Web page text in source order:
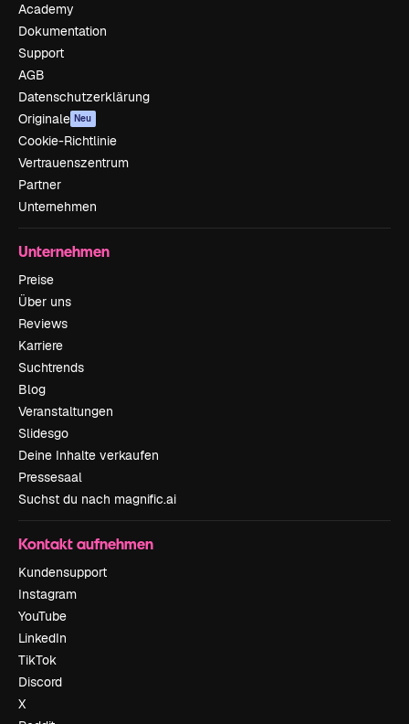
Academy
Dokumentation
Support
AGB
Datenschutzerklärung
Originale Neu
Cookie-Richtlinie
Vertrauenszentrum
Partner
Unternehmen
Unternehmen
Preise
Über uns
Reviews
Karriere
Suchtrends
Blog
Veranstaltungen
Slidesgo
Deine Inhalte verkaufen
Pressesaal
Suchst du nach magnific.ai
Kontakt aufnehmen
Kundensupport
Instagram
YouTube
LinkedIn
TikTok
Discord
X